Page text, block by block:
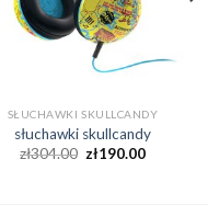
SŁUCHAWKI SKULLCANDY
słuchawki skullcandy
zł304.00 zł190.00